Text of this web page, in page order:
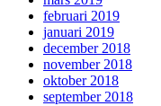
februari 2019
januari 2019
december 2018
november 2018
oktober 2018
september 2018